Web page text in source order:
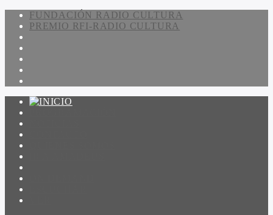
FUNDACIÓN RADIO CULTURA
PREMIO RFI-RADIO CULTURA